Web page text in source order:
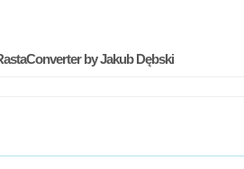
by Jakub Dębski